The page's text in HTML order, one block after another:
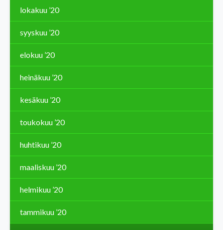
lokakuu ’20
syyskuu ’20
elokuu ’20
heinäkuu ’20
kesäkuu ’20
toukokuu ’20
huhtikuu ’20
maaliskuu ’20
helmikuu ’20
tammikuu ’20